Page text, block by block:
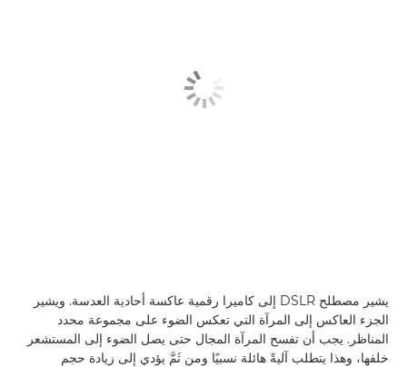
يشير مصطلح DSLR إلى كاميرا رقمية عاكسة أحادية العدسة. ويشير
الجزء العاكس إلى المرآة التي تعكس الضوء على مجموعة محدد
المناظر. يجب أن تفسح المرآة المجال حتى يصل الضوء إلى المستشعر
خلفها، وهذا يتطلب آليةً هائلة نسبيًا ومن ثَمَّ يؤدي إلى زيادة حجم